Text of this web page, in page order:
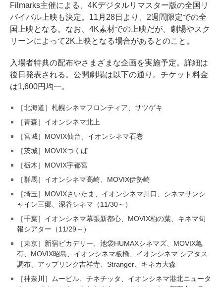
Filmarks主催による、4Kデジタルリマスター版の全国リ
バイバル上映も決定。11月28日より、2週間限定での全
国上映となる。なお、4K素材での上映だが、劇場やスク
リーンによって2K上映となる場合があるとのこと。
入場者特典の配布やさまざまな企画を実施予定。詳細は
後日発表される。公開劇場は以下の通り。チケット料金
は1,600円均一。
［北海道］札幌シネマフロンティア、サツゲキ
［青森］イオンシネマ北上
［宮城］MOVIX仙台、イオンシネマ石巻
［茨城］MOVIXつくば
［栃木］MOVIX宇都宮
［群馬］イオンシネマ高崎、MOVIX伊勢崎
［埼玉］MOVIXさいたま、イオンシネマ川口、シネマサンシ
ャイン三郷、深谷シネマ（11/30～）
［千葉］イオンシネマ幕張新都心、MOVIX柏の葉、キネマ旬
報シアター（11/29～）
［東京］新宿ピカデリー、池袋HUMAXシネマズ、MOVIX亀
有、MOVIX昭島、イオンシネマ板橋、イオンシネマ シアタス
調布、アップリンク吉祥寺、Stranger、キネカ大森
［神奈川］ムービル、チネチッタ、イオンシネマ港北ニュータ